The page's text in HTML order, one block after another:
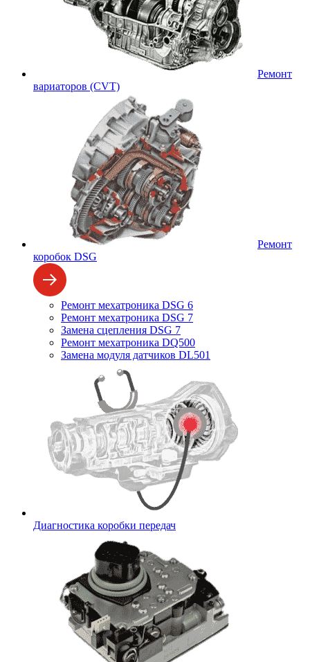
Ремонт
вариаторов (CVT)
Ремонт
коробок DSG
Ремонт мехатроника DSG 6
Ремонт мехатроника DSG 7
Замена сцепления DSG 7
Ремонт мехатроника DQ500
Замена модуля датчиков DL501
Диагностика коробки передач